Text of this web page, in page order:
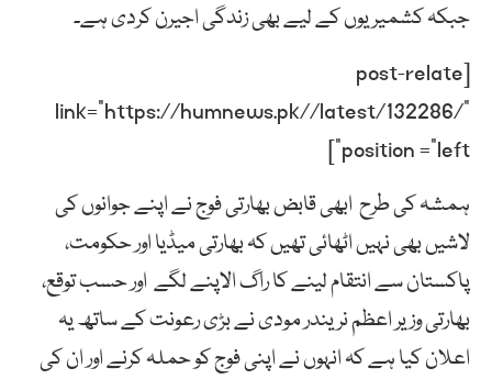
جبکہ کشمیریوں کے لیے بھی زندگی اجیرن کردی ہے۔
[post-relate
link=”https://humnews.pk//latest/132286/”
position =”left”]
ہمشہ کی طرح ابھی قابض بھارتی فوج نے اپنے جوانوں کی
لاشیں بھی نہیں اٹھائی تھیں کہ بھارتی میڈیا اور حکومت،
پاکستان سے انتقام لینے کا راگ الاپنے لگے اور حسب توقع،
بھارتی وزیر اعظم نریندر مودی نے بڑی رعونت کے ساتھ یہ
اعلان کیا ہے کہ انہوں نے اپنی فوج کو حملہ کرنے اور ان کی